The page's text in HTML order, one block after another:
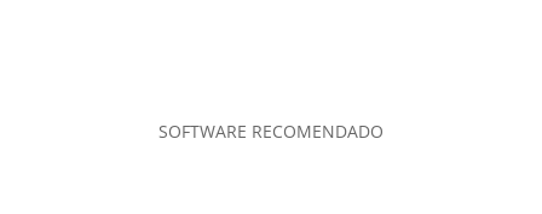
SOFTWARE RECOMENDADO